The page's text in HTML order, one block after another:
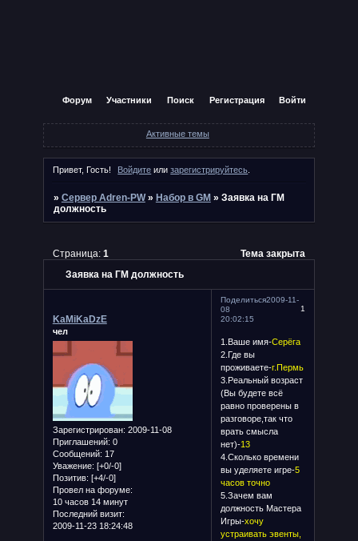
Форум Участники Поиск Регистрация Войти
Активные темы
Привет, Гость! Войдите илизарегистрируйтесь.
» Сервер Adren-PW » Набор в GM » Заявка на ГМ
должность
Заявка на ГМ должность
Страница: 1 Тема закрыта
Поделиться
1
2009-11-
08
20:02:15
KaMiKaDzE
чел
Зарегистрирован: 2009-11-08
Приглашений: 0
Сообщений: 17
Уважение: [+0/-0]
Позитив: [+4/-0]
Провел на форуме:
10 часов 14 минут
Последний визит:
2009-11-23 18:24:48
1.Ваше имя-Серёга
2.Где вы
проживаете-г.Пермь
3.Реальный возраст
(Вы будете всё
равно проверены в
разговоре,так что
врать смысла
нет)-13
4.Сколько времени
вы уделяете игре-5
часов точно
5.Зачем вам
должность Мастера
Игры-хочу
устраивать эвенты,